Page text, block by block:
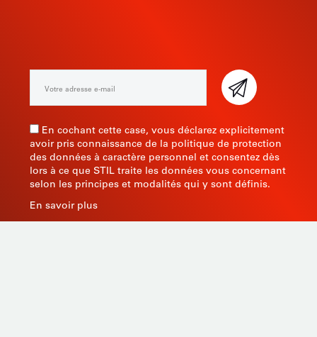
En cochant cette case, vous déclarez explicitement
avoir pris connaissance de la politique de protection
des données à caractère personnel et consentez dès
lors à ce que STIL traite les données vous concernant
selon les principes et modalités qui y sont définis.
En savoir plus